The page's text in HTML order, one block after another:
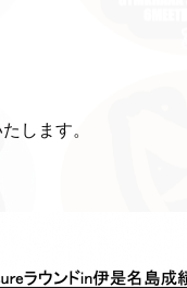
します。